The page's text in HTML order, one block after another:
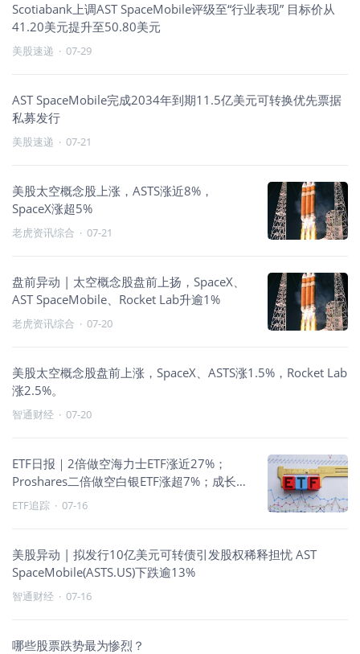
Scotiabank上调AST SpaceMobile评级至“行业表现” 目标价从
41.20美元提升至50.80美元
美股速递 · 07-29
AST SpaceMobile完成2034年到期11.5亿美元可转换优先票据
私募发行
美股速递 · 07-21
美股太空概念股上涨，ASTS涨近8%，
SpaceX涨超5%
老虎资讯综合 · 07-21
盘前异动 | 太空概念股盘前上扬，SpaceX、
AST SpaceMobile、Rocket Lab升逾1%
老虎资讯综合 · 07-20
美股太空概念股盘前上涨，SpaceX、ASTS涨1.5%，Rocket Lab
涨2.5%。
智通财经 · 07-20
ETF日报｜2倍做空海力士ETF涨近27%；
Proshares二倍做空白银ETF涨超7%；成长承
压、避险与反向走强
ETF追踪 · 07-16
美股异动 | 拟发行10亿美元可转债引发股权稀释担忧 AST
SpaceMobile(ASTS.US)下跌逾13%
智通财经 · 07-16
哪些股票跌势最为惨烈？